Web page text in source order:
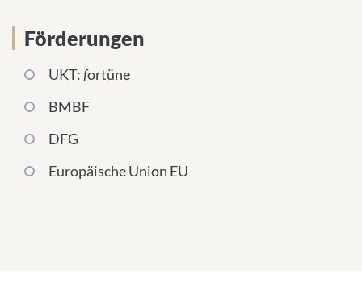
Förderungen
UKT:fortüne
BMBF
DFG
Europäische Union EU